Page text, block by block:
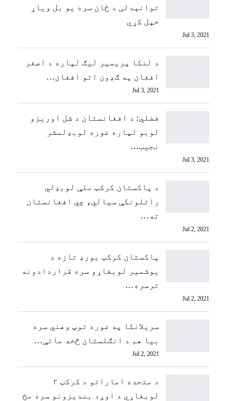
توانېدلی د ځان سره یو بل ویاړ
خپل کړي
Jul 3, 2021
د لنکا پریمیر لیګ لپاره د اصغر
افغان په ګډون اتو افغان…
Jul 3, 2021
فضلي: د افغانستان د شل اوریزو
لوبو لپاره غوره لوبډلمشر
نجیب…
Jul 3, 2021
د پاکستان کرکټ ملې لوبډلي
راتلونکې سیالي، چي افغانستان
ته…
Jul 2, 2021
پاکستان کرکټ بورډ تازه د
یوشمیر لوبغاړو سره قراردادونه
ترسره…
Jul 2, 2021
سرېلانکا په غوره توپ وهني سره
بیا هم د انګلستان څخه ماتې…
Jul 2, 2021
د متحده اماراتو د کرکټ ۲
لوبغاړي د اوږد بندیزونو سره مخ